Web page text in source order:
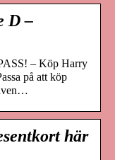
D –
– Köp Harry
på att köp
här